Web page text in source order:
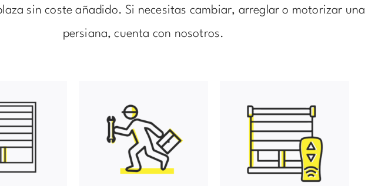
sin coste añadido. Si necesitas cambiar, arreglar o motorizar una
persiana, cuenta con nosotros.